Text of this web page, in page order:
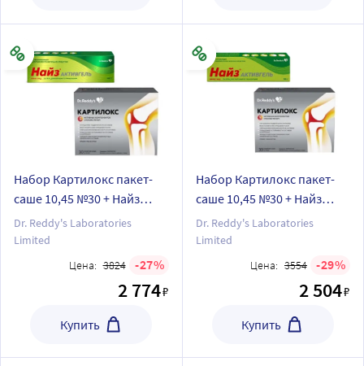
Набор Картилокс пакет-
саше 10,45 №30 + Найз
активгель 1% д/наруж
прим 100 гр со скидкой
Dr. Reddy's Laboratories
Limited
Цена: 3824 27
2 774₽
Купить
Набор Картилокс пакет-
саше 10,45 №30 + Найз
активгель 1% д/наруж
прим 50 гр со скидкой
Dr. Reddy's Laboratories
Limited
Цена: 3554 29
2 504₽
Купить